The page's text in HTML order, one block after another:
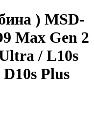
) MSD-
Мах Gen 2
/ L10s
Plus